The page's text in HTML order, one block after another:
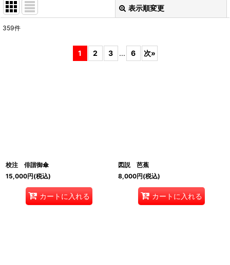
表示順変更
359件
1 2 3 ... 6 次»
校注 俳諧御傘
15,000円(税込)
カートに入れる
図説 芭蕉
8,000円(税込)
カートに入れる